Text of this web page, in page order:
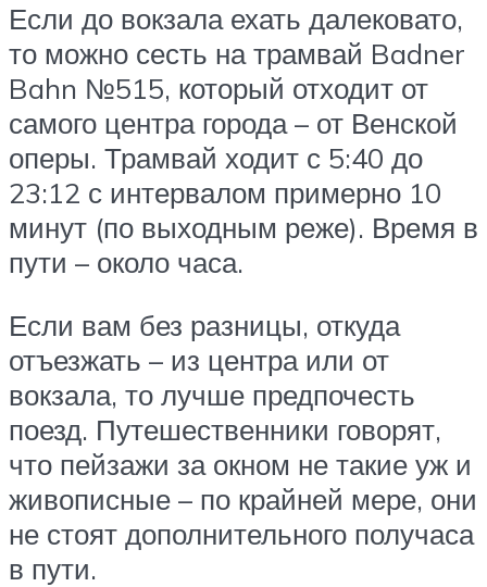
Если до вокзала ехать далековато,
то можно сесть на трамвай Badner
Bahn №515, который отходит от
самого центра города – от Венской
оперы. Трамвай ходит с 5:40 до
23:12 с интервалом примерно 10
минут (по выходным реже). Время в
пути – около часа.
Если вам без разницы, откуда
отъезжать – из центра или от
вокзала, то лучше предпочесть
поезд. Путешественники говорят,
что пейзажи за окном не такие уж и
живописные – по крайней мере, они
не стоят дополнительного получаса
в пути.